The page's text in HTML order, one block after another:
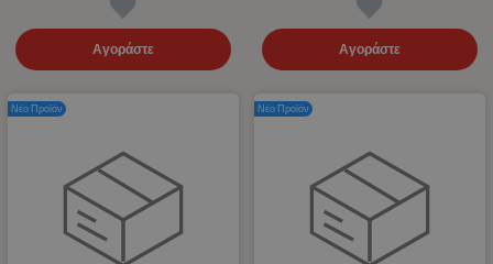
Αγοράστε Αγοράστε
Νέο Προϊόν Νέο Προϊόν